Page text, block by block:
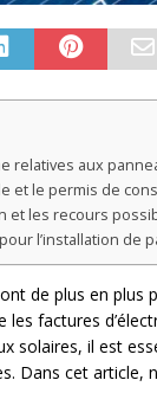
relatives aux
et le permis de
et les recours
l’installation de
de plus en plus
les factures
solaires, il est
Dans cet